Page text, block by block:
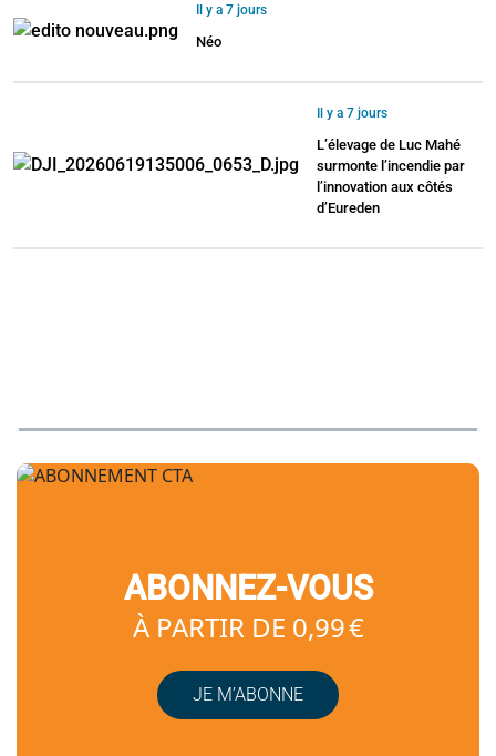
Il y a 7 jours
Néo
Il y a 7 jours
L’élevage de Luc Mahé
surmonte l’incendie par
l’innovation aux côtés
d’Eureden
ABONNEZ-VOUS
À PARTIR DE 0,99 €
JE M’ABONNE